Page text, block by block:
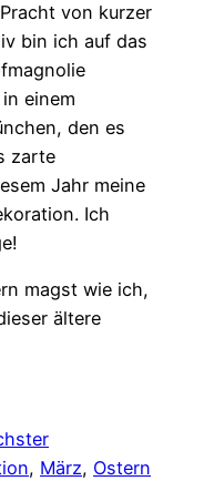
von kurzer
bin ich auf das
einem
den es
zarte
Jahr meine
Ich
magst wie ich,
ältere
, März, Ostern